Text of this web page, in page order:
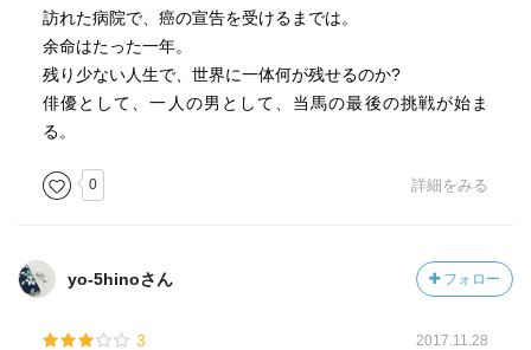
訪れた病院で、癌の宣告を受けるまでは。
余命はたった一年。
残り少ない人生で、世界に一体何が残せるのか?
俳優として、一人の男として、当馬の最後の挑戦が始ま
る。
0 詳細をみる
yo-5hinoさん フォロー
3 2017.11.28